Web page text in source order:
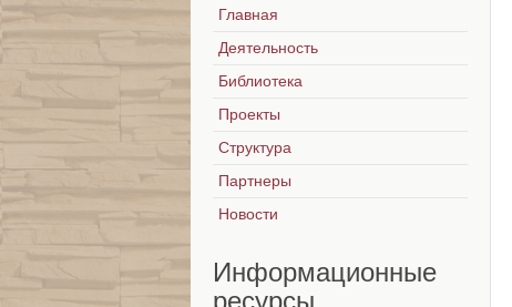
Главная
Деятельность
Библиотека
Проекты
Структура
Партнеры
Новости
Информационные